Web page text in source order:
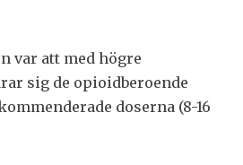
var att med högre
sig de opioidberoende
doserna (8-16